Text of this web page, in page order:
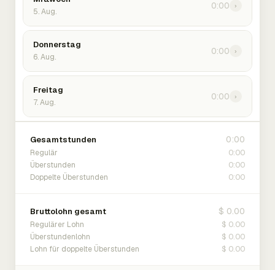
5. Aug.
0:00 ›
Donnerstag
6. Aug.
0:00 ›
Freitag
7. Aug.
0:00 ›
Gesamtstunden 0:00
Regulär 0:00
Überstunden 0:00
Doppelte Überstunden 0:00
Bruttolohn gesamt $ 0.00
Regulärer Lohn $ 0.00
Überstundenlohn $ 0.00
Lohn für doppelte Überstunden $ 0.00